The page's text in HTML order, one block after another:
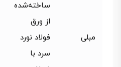
مبلی
ساخته‌شده
از ورق
فولاد نورد
سرد با